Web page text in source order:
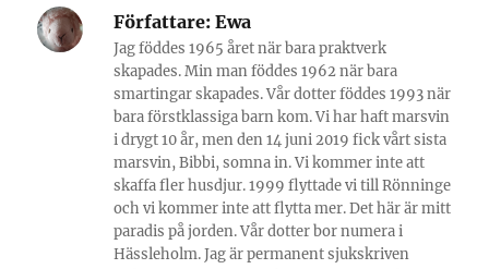
Författare: Ewa
Jag föddes 1965 året när bara praktverk
skapades. Min man föddes 1962 när bara
smartingar skapades. Vår dotter föddes 1993 när
bara förstklassiga barn kom. Vi har haft marsvin
i drygt 10 år, men den 14 juni 2019 fick vårt sista
marsvin, Bibbi, somna in. Vi kommer inte att
skaffa fler husdjur. 1999 flyttade vi till Rönninge
och vi kommer inte att flytta mer. Det här är mitt
paradis på jorden. Vår dotter bor numera i
Hässleholm. Jag är permanent sjukskriven